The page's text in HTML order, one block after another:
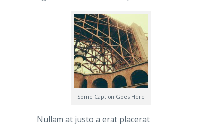
Some Caption Goes Here
Nullam at justo a erat placerat